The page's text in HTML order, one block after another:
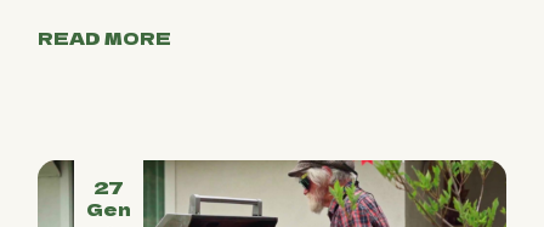
READ MORE
27
Gen